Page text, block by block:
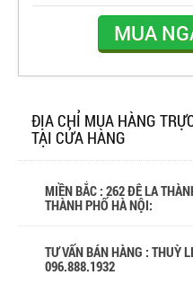
MUA
ĐỊA CHỈ MUA HÀNG
TẠI CỬA HÀNG
MIỀN BẮC : 262 ĐÊ LA
THÀNH PHỐ HÀ NỘI:
TƯ VẤN BÁN HÀNG : THUỲ
096.888.1932